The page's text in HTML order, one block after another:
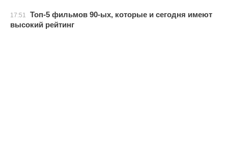
17:51
Топ-5 фильмов 90-ых, которые и сегодня имеют
высокий рейтинг